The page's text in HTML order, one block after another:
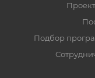
Подбор